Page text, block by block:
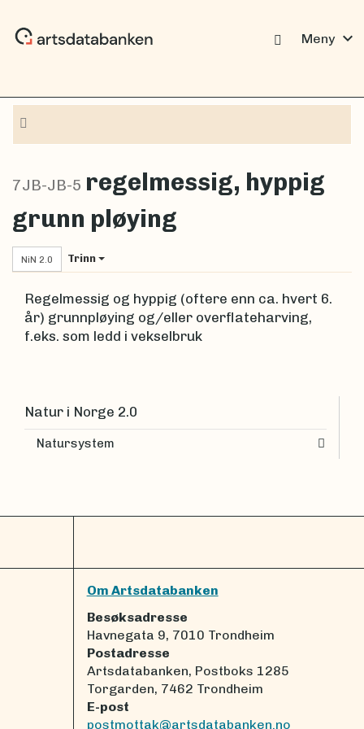
Meny expand_more
7JB-JB-5 regelmessig, hyppig
grunn pløying
NiN 2.0 Trinn
Regelmessig og hyppig (oftere enn ca. hvert 6.
år) grunnpløying og/eller overflateharving,
f.eks. som ledd i vekselbruk
Natur i Norge 2.0
Natursystem
Om Artsdatabanken
Besøksadresse
Havnegata 9, 7010 Trondheim
Postadresse
Artsdatabanken, Postboks 1285
Torgarden, 7462 Trondheim
E-post
postmottak@artsdatabanken.no